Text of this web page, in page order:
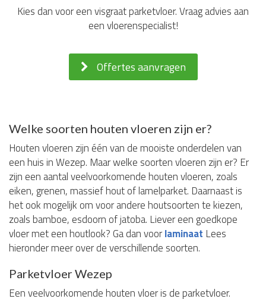
Kies dan voor een visgraat parketvloer. Vraag advies aan
een vloerenspecialist!
Offertes aanvragen
Welke soorten houten vloeren zijn er?
Houten vloeren zijn één van de mooiste onderdelen van
een huis in Wezep. Maar welke soorten vloeren zijn er? Er
zijn een aantal veelvoorkomende houten vloeren, zoals
eiken, grenen, massief hout of lamelparket. Daarnaast is
het ook mogelijk om voor andere houtsoorten te kiezen,
zoals bamboe, esdoorn of jatoba. Liever een goedkope
vloer met een houtlook? Ga dan voorlaminaat Lees
hieronder meer over de verschillende soorten.
Parketvloer Wezep
Een veelvoorkomende houten vloer is de parketvloer.